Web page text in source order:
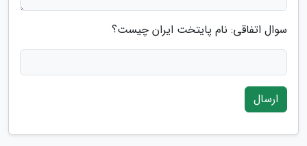
سوال اتفاقی: نام پایتخت ایران چیست؟
ارسال